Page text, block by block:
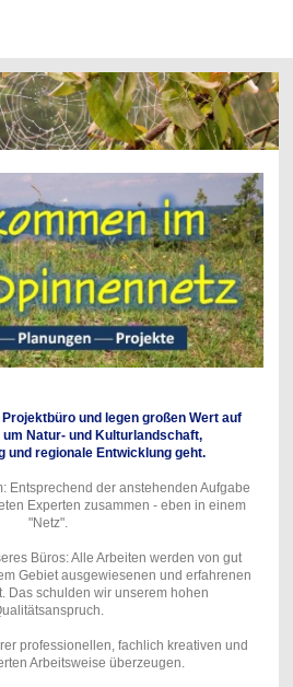
und legen großen Wert auf
um Natur- und Kulturlandschaft,
und regionale Entwicklung geht.
Entsprechend der anstehenden Aufgabe
Experten zusammen - eben in einem
"Netz".
Büros: Alle Arbeiten werden von gut
Gebiet ausgewiesenen und erfahrenen
Das schulden wir unserem hohen
professionellen, fachlich kreativen und
Arbeitsweise überzeugen.